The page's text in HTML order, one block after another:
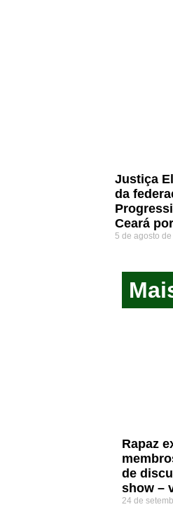
Justiça
da
Ceará
5 de agosto
Rapaz
de
show –
24 de